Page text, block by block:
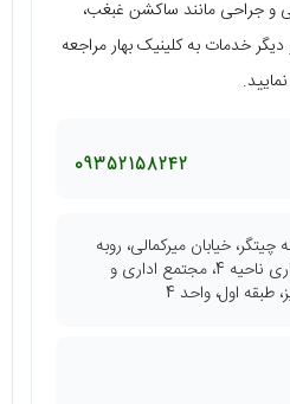
و جراحی مانند ساکشن غبغب،
خدمات به کلینیک بهار مراجعه
نمایید.
09352158242
خیابان میرکمالی، روبه
روی شهرداری ناحیه 4، مجتمع اداری و
طبقه اول، واحد 4